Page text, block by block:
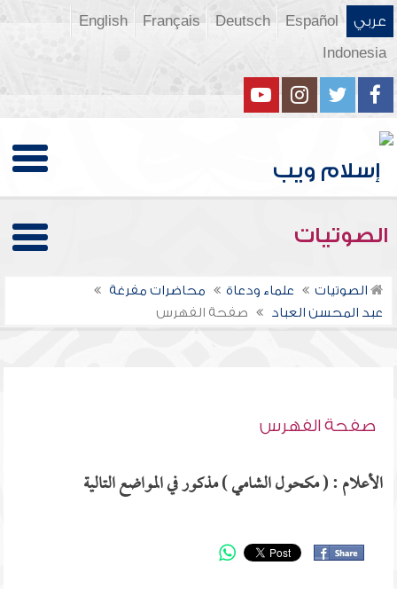
عربي Español
Deutsch
Français
English
Indonesia
الصوتيات
الصوتيات علماء ودعاة
محاضرات مفرغة
عبد المحسن العباد
صفحة الفهرس
صفحة الفهرس
الأعلام : ( مكحول الشامي ) مذكور في المواضع التالية